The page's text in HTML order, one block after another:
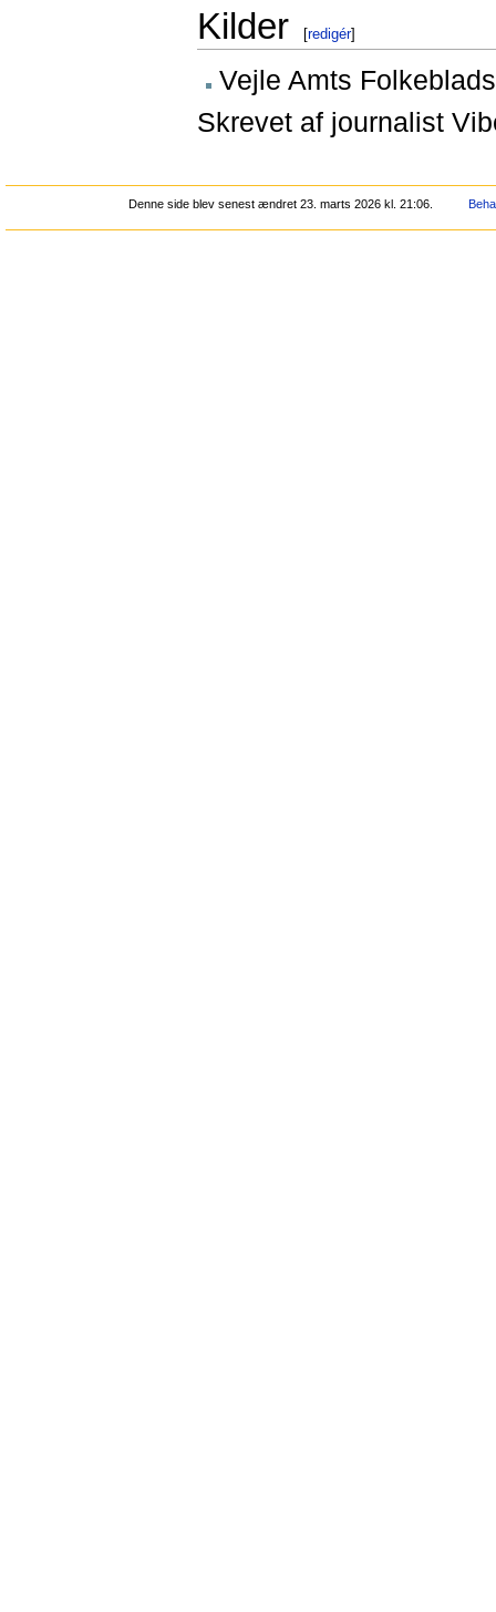
Kilder [redigér]
Vejle Amts
Skrevet af journalist
Denne side blev senest ændret 23. marts 2026 kl. 21:06.